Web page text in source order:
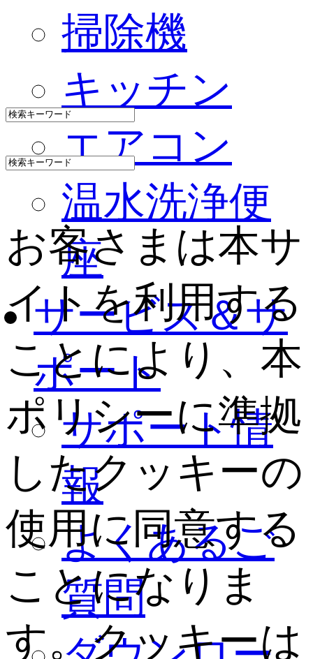
掃除機
キッチン
エアコン
温水洗浄便
座
サービス＆サ
ポート
サポート情
報
よくあるご
質問
お客さまは本サ
イトを利用する
ことにより、本
ポリシーに準拠
したクッキーの
使用に同意する
ことになりま
す。クッキーは